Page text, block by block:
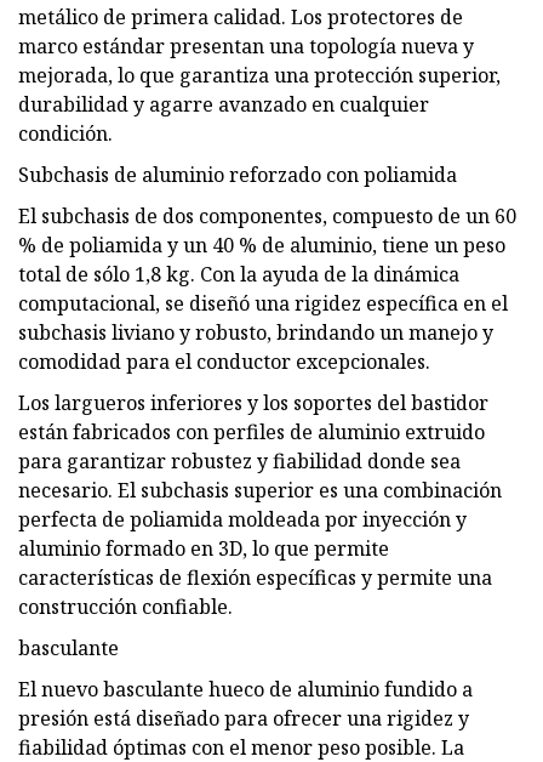
metálico de primera calidad. Los protectores de
marco estándar presentan una topología nueva y
mejorada, lo que garantiza una protección superior,
durabilidad y agarre avanzado en cualquier
condición.
Subchasis de aluminio reforzado con poliamida
El subchasis de dos componentes, compuesto de un 60
% de poliamida y un 40 % de aluminio, tiene un peso
total de sólo 1,8 kg. Con la ayuda de la dinámica
computacional, se diseñó una rigidez específica en el
subchasis liviano y robusto, brindando un manejo y
comodidad para el conductor excepcionales.
Los largueros inferiores y los soportes del bastidor
están fabricados con perfiles de aluminio extruido
para garantizar robustez y fiabilidad donde sea
necesario. El subchasis superior es una combinación
perfecta de poliamida moldeada por inyección y
aluminio formado en 3D, lo que permite
características de flexión específicas y permite una
construcción confiable.
basculante
El nuevo basculante hueco de aluminio fundido a
presión está diseñado para ofrecer una rigidez y
fiabilidad óptimas con el menor peso posible. La